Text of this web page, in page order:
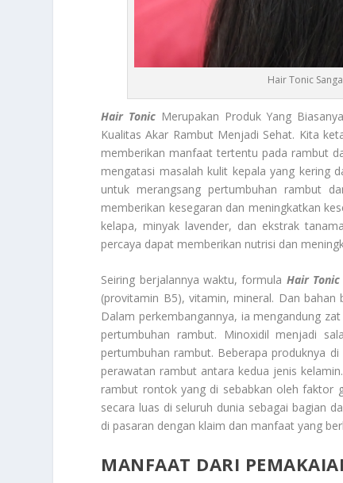
Hair Tonic
Hair Tonic Merupakan Produk Yang
Kualitas Akar Rambut Menjadi Sehat. Kita
memberikan manfaat tertentu pada rambut
mengatasi masalah kulit kepala yang kering
untuk merangsang pertumbuhan rambut
memberikan kesegaran dan meningkatkan
kelapa, minyak lavender, dan ekstrak
percaya dapat memberikan nutrisi dan
Seiring berjalannya waktu, formula Hair Tonic
(provitamin B5), vitamin, mineral. Dan bahan
Dalam perkembangannya, ia mengandung
pertumbuhan rambut. Minoxidil menjadi
pertumbuhan rambut. Beberapa produknya
perawatan rambut antara kedua jenis
rambut rontok yang di sebabkan oleh faktor
secara luas di seluruh dunia sebagai bagian
di pasaran dengan klaim dan manfaat yang
MANFAAT DARI